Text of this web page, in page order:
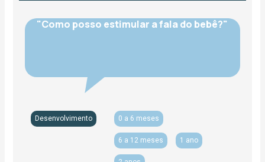
"Como posso estimular a fala do bebê?"
Desenvolvimento 0 a 6 meses
6 a 12 meses 1 ano